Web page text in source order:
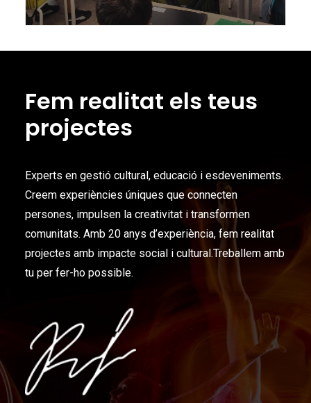
Fem realitat els teus
projectes
Experts en gestió cultural, educació i esdeveniments.
Creem experiències úniques que connecten
persones, impulsen la creativitat i transformen
comunitats. Amb 20 anys d’experiència, fem realitat
projectes amb impacte social i cultural.Treballem amb
tu per fer-ho possible.